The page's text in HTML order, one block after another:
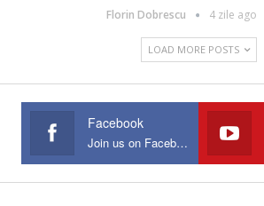
Florin Dobrescu 4 zile ago
LOAD MORE POSTS
Facebook
Join us on Facebook